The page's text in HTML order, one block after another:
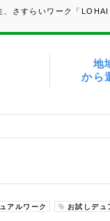
、さすらいワーク「
地
から
アルワーク お試しデュ